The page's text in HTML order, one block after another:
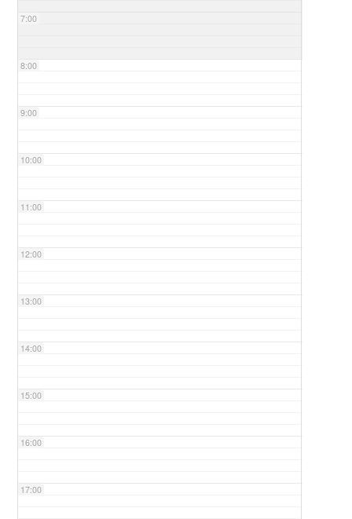
7:00
8:00
9:00
10:00
11:00
12:00
13:00
14:00
15:00
16:00
17:00